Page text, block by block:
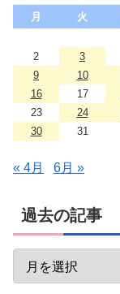
月 火
2
3
9
10
16
17
23
24
30
31
« 4月 6月 »
過去の記事